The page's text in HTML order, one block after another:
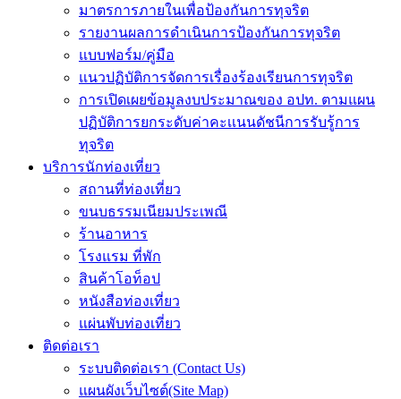
มาตรการภายในเพื่อป้องกันการทุจริต
รายงานผลการดำเนินการป้องกันการทุจริต
แบบฟอร์ม/คู่มือ
แนวปฏิบัติการจัดการเรื่องร้องเรียนการทุจริต
การเปิดเผยข้อมูลงบประมาณของ อปท. ตามแผน
ปฏิบัติการยกระดับค่าคะเเนนดัชนีการรับรู้การ
ทุจริต
บริการนักท่องเที่ยว
สถานที่ท่องเที่ยว
ขนบธรรมเนียมประเพณี
ร้านอาหาร
โรงแรม ที่พัก
สินค้าโอท็อป
หนังสือท่องเที่ยว
แผ่นพับท่องเที่ยว
ติดต่อเรา
ระบบติดต่อเรา (Contact Us)
แผนผังเว็บไซต์(Site Map)